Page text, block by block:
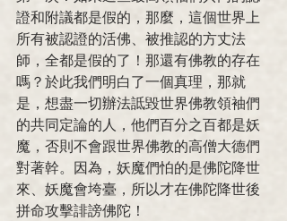
證和附議都是假的，那麼，這個世界上
所有被認證的活佛、被推認的方丈法
師，全都是假的了！那還有佛教的存在
嗎？於此我們明白了一個真理，那就
是，想盡一切辦法詆毀世界佛教領袖們
的共同定論的人，他們百分之百都是妖
魔，否則不會跟世界佛教的高僧大德們
對著幹。因為，妖魔們怕的是佛陀降世
來、妖魔會垮臺，所以才在佛陀降世後
拼命攻擊誹謗佛陀！